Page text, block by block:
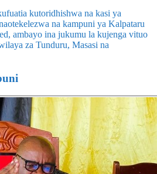
kutoridhishwa na kasi ya
na kampuni ya Kalpataru
ambayo ina jukumu la kujenga vituo
za Tunduru, Masasi na